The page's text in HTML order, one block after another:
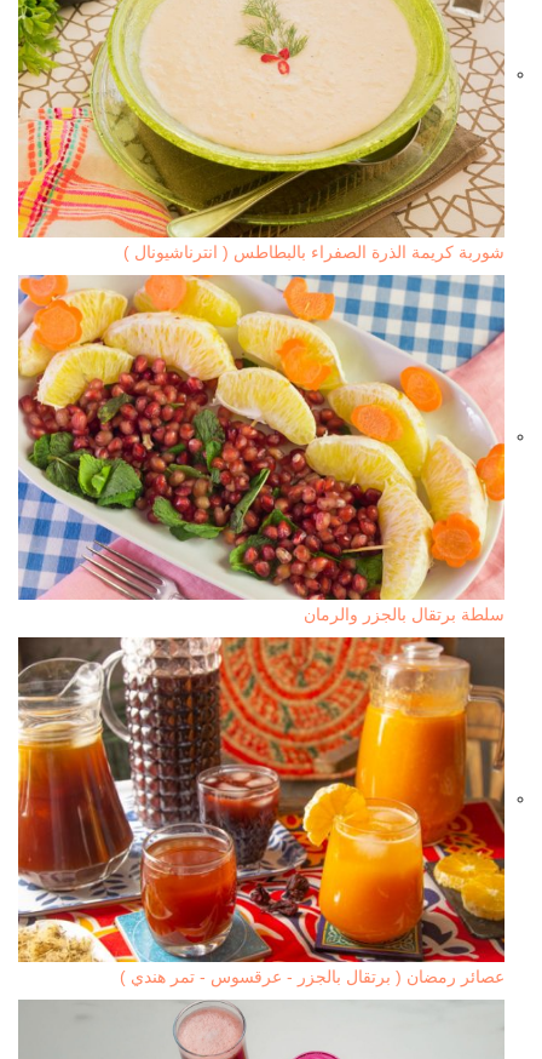
شوربة كريمة الذرة الصفراء بالبطاطس ( انترناشيونال )
سلطة برتقال بالجزر والرمان
عصائر رمضان ( برتقال بالجزر - عرقسوس - تمر هندي )